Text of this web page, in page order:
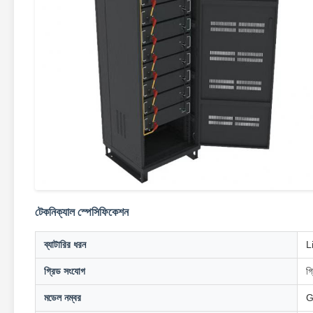
টেকনিক্যাল স্পেসিফিকেশন
ব্যাটারির ধরন
গ্রিড সংযোগ
মডেল নম্বর